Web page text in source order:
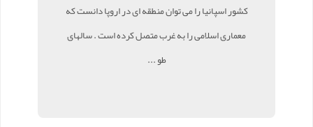
کشور اسپانیا را می توان منطقه ای در اروپا دانست که
معماری اسلامی را به غرب متصل کرده است . سالهای
طو ...